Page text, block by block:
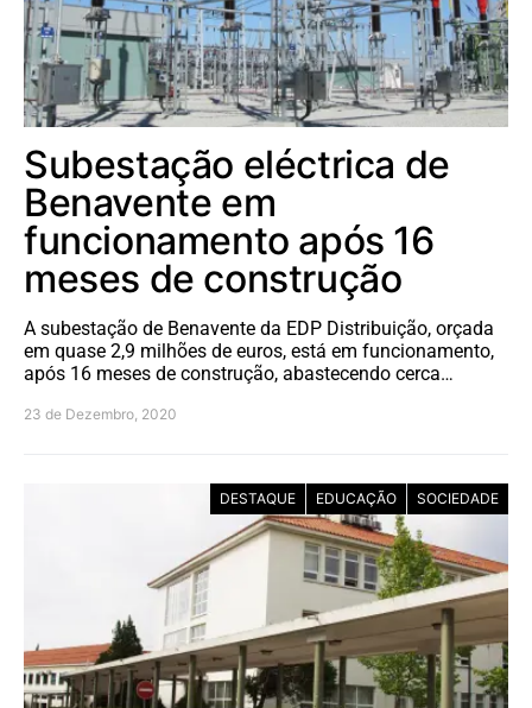
Subestação eléctrica de
Benavente em
funcionamento após 16
meses de construção
A subestação de Benavente da EDP Distribuição, orçada
em quase 2,9 milhões de euros, está em funcionamento,
após 16 meses de construção, abastecendo cerca…
23 de Dezembro, 2020
DESTAQUE EDUCAÇÃO SOCIEDADE